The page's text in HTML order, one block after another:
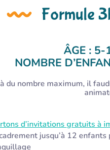
Formule
ÂGE : 5-
NOMBRE
du nombre maximum, il
d’invitations gratuits à
jusqu’à 12